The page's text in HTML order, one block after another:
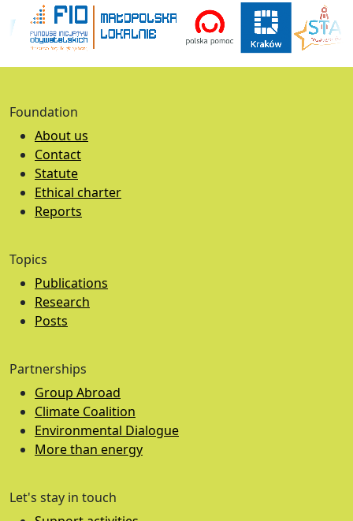
Foundation
About us
Contact
Statute
Ethical charter
Reports
Topics
Publications
Research
Posts
Partnerships
Group Abroad
Climate Coalition
Environmental Dialogue
More than energy
Let's stay in touch